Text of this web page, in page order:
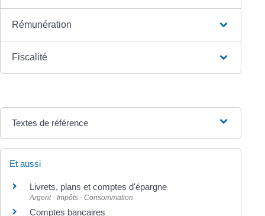
Rémunération
Fiscalité
Textes de référence
Et aussi
Livrets, plans et comptes d'épargne
Argent - Impôts - Consommation
Comptes bancaires